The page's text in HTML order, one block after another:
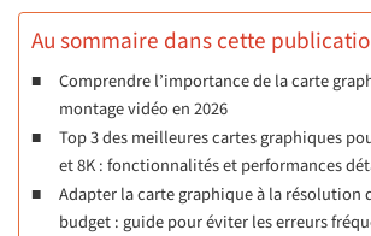
Au sommaire dans cette
Comprendre l’importance de la carte
montage vidéo en 2026
Top 3 des meilleures cartes graphiques
et 8K : fonctionnalités et performances
Adapter la carte graphique à la résolution
budget : guide pour éviter les erreurs